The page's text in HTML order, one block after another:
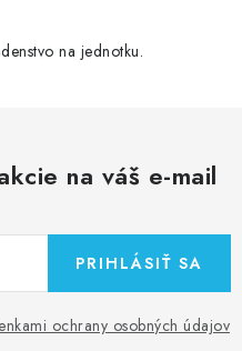
na jednotku.
na váš e-mail
ochrany osobných údajov
PRIHLÁSIŤ SA